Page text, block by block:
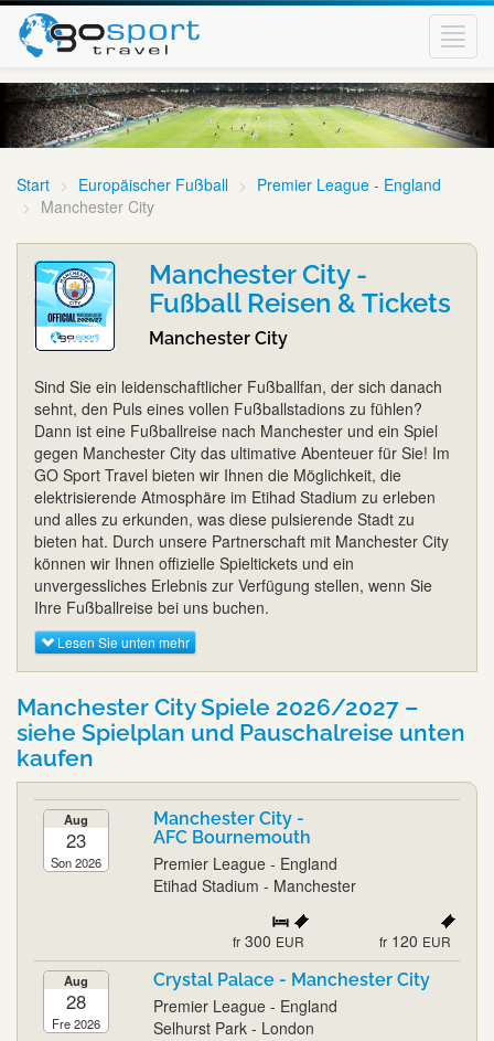
Start Europäischer Fußball
Premier League - England
Manchester City
Manchester City -
Fußball Reisen & Tickets
Manchester City
Sind Sie ein leidenschaftlicher Fußballfan, der sich danach
sehnt, den Puls eines vollen Fußballstadions zu fühlen?
Dann ist eine Fußballreise nach Manchester und ein Spiel
gegen Manchester City das ultimative Abenteuer für Sie! Im
GO Sport Travel bieten wir Ihnen die Möglichkeit, die
elektrisierende Atmosphäre im Etihad Stadium zu erleben
und alles zu erkunden, was diese pulsierende Stadt zu
bieten hat. Durch unsere Partnerschaft mit Manchester City
können wir Ihnen offizielle Spieltickets und ein
unvergessliches Erlebnis zur Verfügung stellen, wenn Sie
Ihre Fußballreise bei uns buchen.
Lesen Sie unten mehr
Manchester City Spiele 2026/2027 –
siehe Spielplan und Pauschalreise unten
kaufen
Aug
23
Son 2026
Manchester City -
AFC Bournemouth
Premier League - England
Etihad Stadium - Manchester
fr 300 EUR fr 120 EUR
Aug
28
Fre 2026
Crystal Palace - Manchester City
Premier League - England
Selhurst Park - London